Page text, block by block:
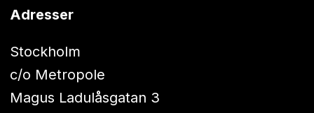
Adresser
Stockholm
c/o Metropole
Magus Ladulåsgatan 3